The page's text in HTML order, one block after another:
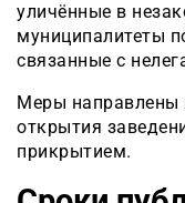
уличённые в
муниципалитеты
связанные с
Меры направлены
открытия
прикрытием.